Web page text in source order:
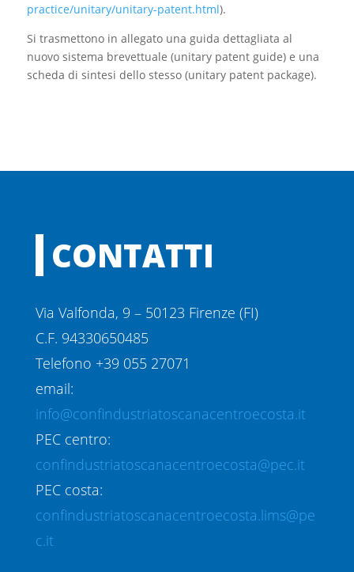
practice/unitary/unitary-patent.html).
Si trasmettono in allegato una guida dettagliata al
nuovo sistema brevettuale (unitary patent guide) e una
scheda di sintesi dello stesso (unitary patent package).
CONTATTI
Via Valfonda, 9 – 50123 Firenze (FI)
C.F. 94330650485
Telefono +39 055 27071
email:
info@confindustriatoscanacentroecosta.it
PEC centro:
confindustriatoscanacentroecosta@pec.it
PEC costa:
confindustriatoscanacentroecosta.lims@pe
c.it